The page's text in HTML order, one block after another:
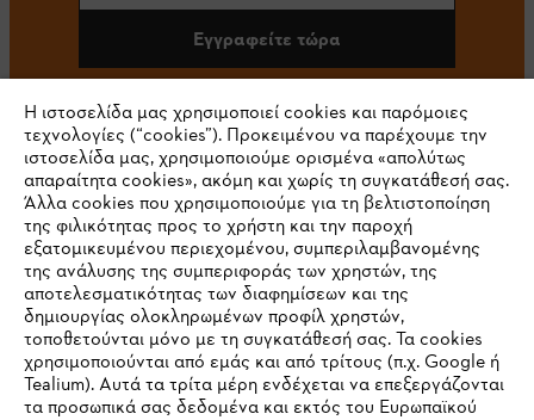
Εγγραφείτε τώρα
#STIHL
Εταιρεία
Η ιστοσελίδα μας χρησιμοποιεί cookies και παρόμοιες
τεχνολογίες (“cookies”). Προκειμένου να παρέχουμε την
ιστοσελίδα μας, χρησιμοποιούμε ορισμένα «απολύτως
απαραίτητα cookies», ακόμη και χωρίς τη συγκατάθεσή σας.
Άλλα cookies που χρησιμοποιούμε για τη βελτιστοποίηση
της φιλικότητας προς το χρήστη και την παροχή
εξατομικευμένου περιεχομένου, συμπεριλαμβανομένης
της ανάλυσης της συμπεριφοράς των χρηστών, της
αποτελεσματικότητας των διαφημίσεων και της
δημιουργίας ολοκληρωμένων προφίλ χρηστών,
τοποθετούνται μόνο με τη συγκατάθεσή σας. Τα cookies
χρησιμοποιούνται από εμάς και από τρίτους (π.χ. Google ή
Tealium). Αυτά τα τρίτα μέρη ενδέχεται να επεξεργάζονται
τα προσωπικά σας δεδομένα και εκτός του Ευρωπαϊκού